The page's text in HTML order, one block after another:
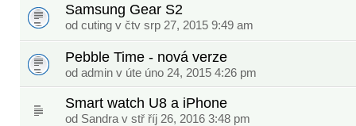
Samsung Gear S2
od cuting v čtv srp 27, 2015 9:49 am
Pebble Time - nová verze
od admin v úte úno 24, 2015 4:26 pm
Smart watch U8 a iPhone
od Sandra v stř říj 26, 2016 3:48 pm